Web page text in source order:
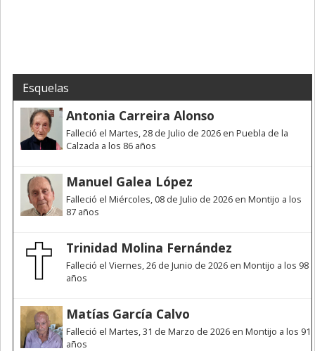
Esquelas
Antonia Carreira Alonso
Falleció el Martes, 28 de Julio de 2026 en Puebla de la
Calzada a los 86 años
Manuel Galea López
Falleció el Miércoles, 08 de Julio de 2026 en Montijo a los
87 años
Trinidad Molina Fernández
Falleció el Viernes, 26 de Junio de 2026 en Montijo a los 98
años
Matías García Calvo
Falleció el Martes, 31 de Marzo de 2026 en Montijo a los 91
años